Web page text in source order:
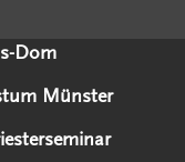
Dom
Münster